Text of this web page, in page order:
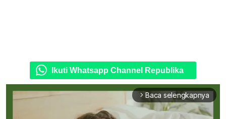
Ikuti Whatsapp Channel Republika
arrow_forward_ios Baca selengkapnya